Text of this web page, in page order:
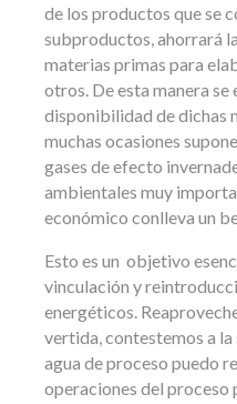
de los productos que se
subproductos, ahorrará
materias primas para
otros. De esta manera
disponibilidad de dichas
muchas ocasiones
gases de efecto
ambientales muy
económico conlleva un
Esto es un objetivo
vinculación y
energéticos.
vertida, contestemos a
agua de proceso puedo
operaciones del proceso